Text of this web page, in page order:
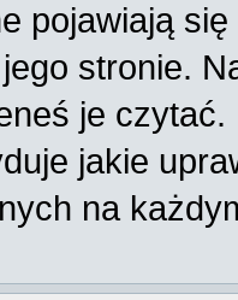
pojawiają
stronie.
je czytać.
jakie
na